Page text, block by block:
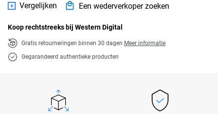
Vergelijken Een wederverkoper zoeken
Koop rechtstreeks bij Western Digital
Gratis retourneringen binnen 30 dagen Meer informatie
Gegarandeerd authentieke producten